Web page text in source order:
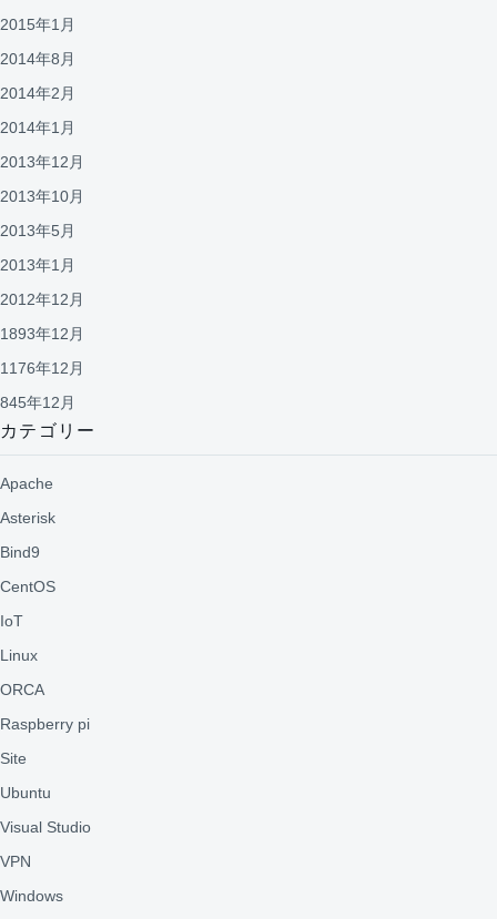
2015年1月
2014年8月
2014年2月
2014年1月
2013年12月
2013年10月
2013年5月
2013年1月
2012年12月
1893年12月
1176年12月
845年12月
カテゴリー
Apache
Asterisk
Bind9
CentOS
IoT
Linux
ORCA
Raspberry pi
Site
Ubuntu
Visual Studio
VPN
Windows